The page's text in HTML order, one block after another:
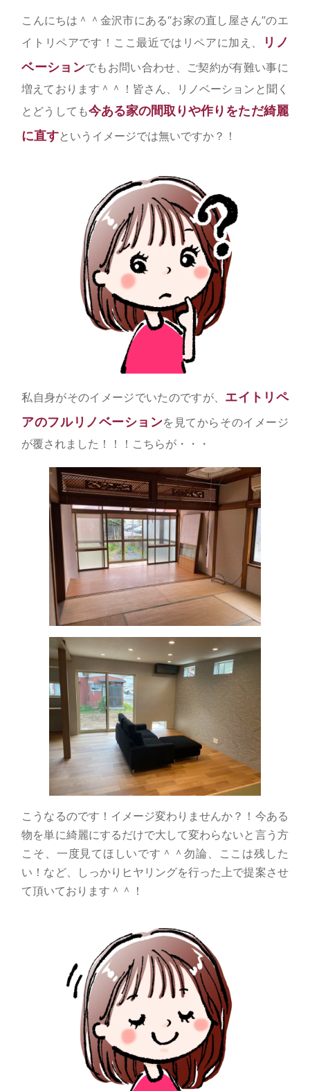
こんにちは＾＾金沢市にある“お家の直し屋さん”のエ
イトリペアです！ここ最近ではリペアに加え、
リノ
ベーションでもお問い合わせ、ご契約が有難い事に
増えております＾＾！皆さん、リノベーションと聞く
とどうしても今ある家の間取りや作りをただ綺麗
に直すというイメージでは無いですか？！
私自身がそのイメージでいたのですが、 エイトリペ
アのフルリノベーションを見てからそのイメージ
が覆されました！！！こちらが・・・
こうなるのです！イメージ変わりませんか？！今ある
物を単に綺麗にするだけで大して変わらないと言う方
こそ、一度見てほしいです＾＾勿論、ここは残した
い！など、しっかりヒヤリングを行った上で提案させ
て頂いております＾＾！